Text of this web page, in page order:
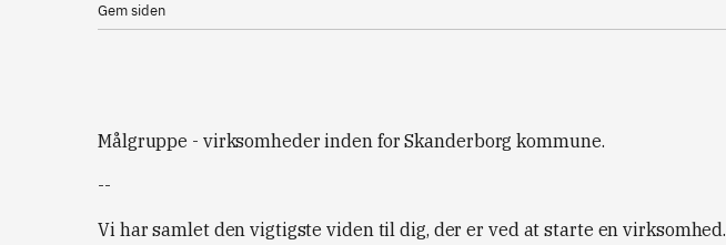
Gem siden
Målgruppe - virksomheder inden for Skanderborg kommune.
--
Vi har samlet den vigtigste viden til dig, der er ved at starte en virksomhed.